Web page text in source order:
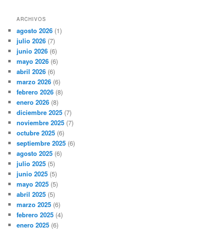
ARCHIVOS
agosto 2026 (1)
julio 2026 (7)
junio 2026 (6)
mayo 2026 (6)
abril 2026 (6)
marzo 2026 (6)
febrero 2026 (8)
enero 2026 (8)
diciembre 2025 (7)
noviembre 2025 (7)
octubre 2025 (6)
septiembre 2025 (6)
agosto 2025 (6)
julio 2025 (5)
junio 2025 (5)
mayo 2025 (5)
abril 2025 (5)
marzo 2025 (6)
febrero 2025 (4)
enero 2025 (6)